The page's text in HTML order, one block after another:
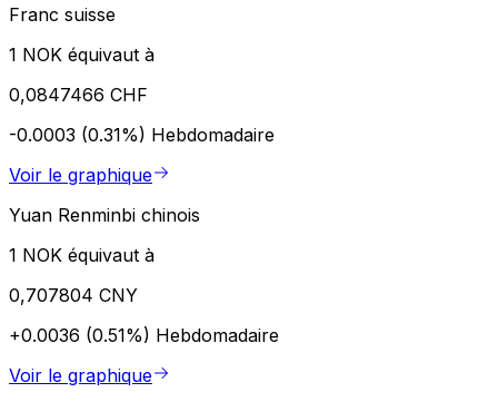
Franc suisse
1 NOK équivaut à
0,0847466 CHF
-0.0003 (0.31%) Hebdomadaire
Voir le graphique
Yuan Renminbi chinois
1 NOK équivaut à
0,707804 CNY
+0.0036 (0.51%) Hebdomadaire
Voir le graphique